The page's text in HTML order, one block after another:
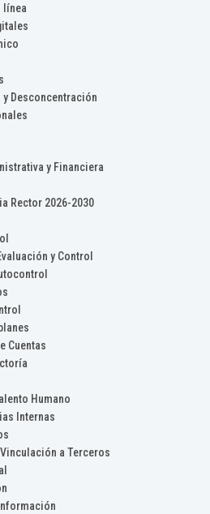
línea
Desconcentración
y Financiera
Rector 2026-2030
y Control
Cuentas
Humano
Internas
a Terceros